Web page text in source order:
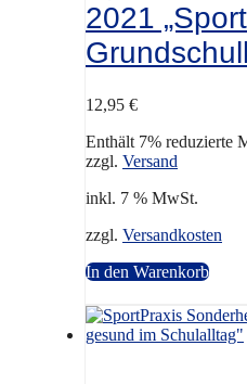
2021
12,95 €
Enthält 7% reduzierte
zzgl. Versand
inkl. 7 % MwSt.
zzgl. Versandkosten
In den Warenkorb